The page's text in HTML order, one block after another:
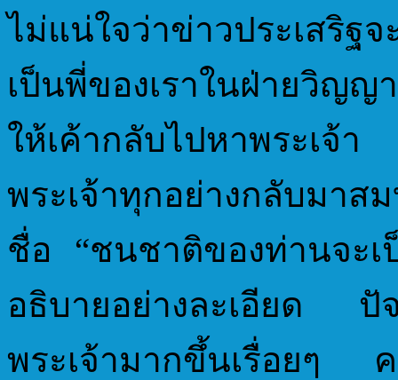
ไม่แน่ใจว่าข่าวประเสริ
เป็นพี่ของเราในฝ่ายวิญ
ให้เค้ากลับไปหาพระเจ้
พระเจ้าทุกอย่างกลับม
ชื่อ “ชนชาติของท่านจ
อธิบายอย่างละเอียด ปั
พระเจ้ามากขึ้นเรื่อยๆ